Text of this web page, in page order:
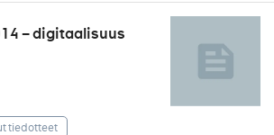
– digitaalisuus
tiedotteet